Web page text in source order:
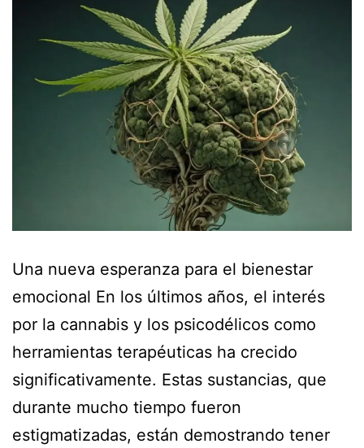
Una nueva esperanza para el bienestar
emocional En los últimos años, el interés
por la cannabis y los psicodélicos como
herramientas terapéuticas ha crecido
significativamente. Estas sustancias, que
durante mucho tiempo fueron
estigmatizadas, están demostrando tener